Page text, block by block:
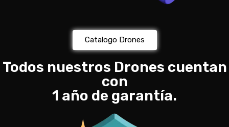
Catalogo Drones
Todos nuestros Drones cuentan
con
1 año de garantía.